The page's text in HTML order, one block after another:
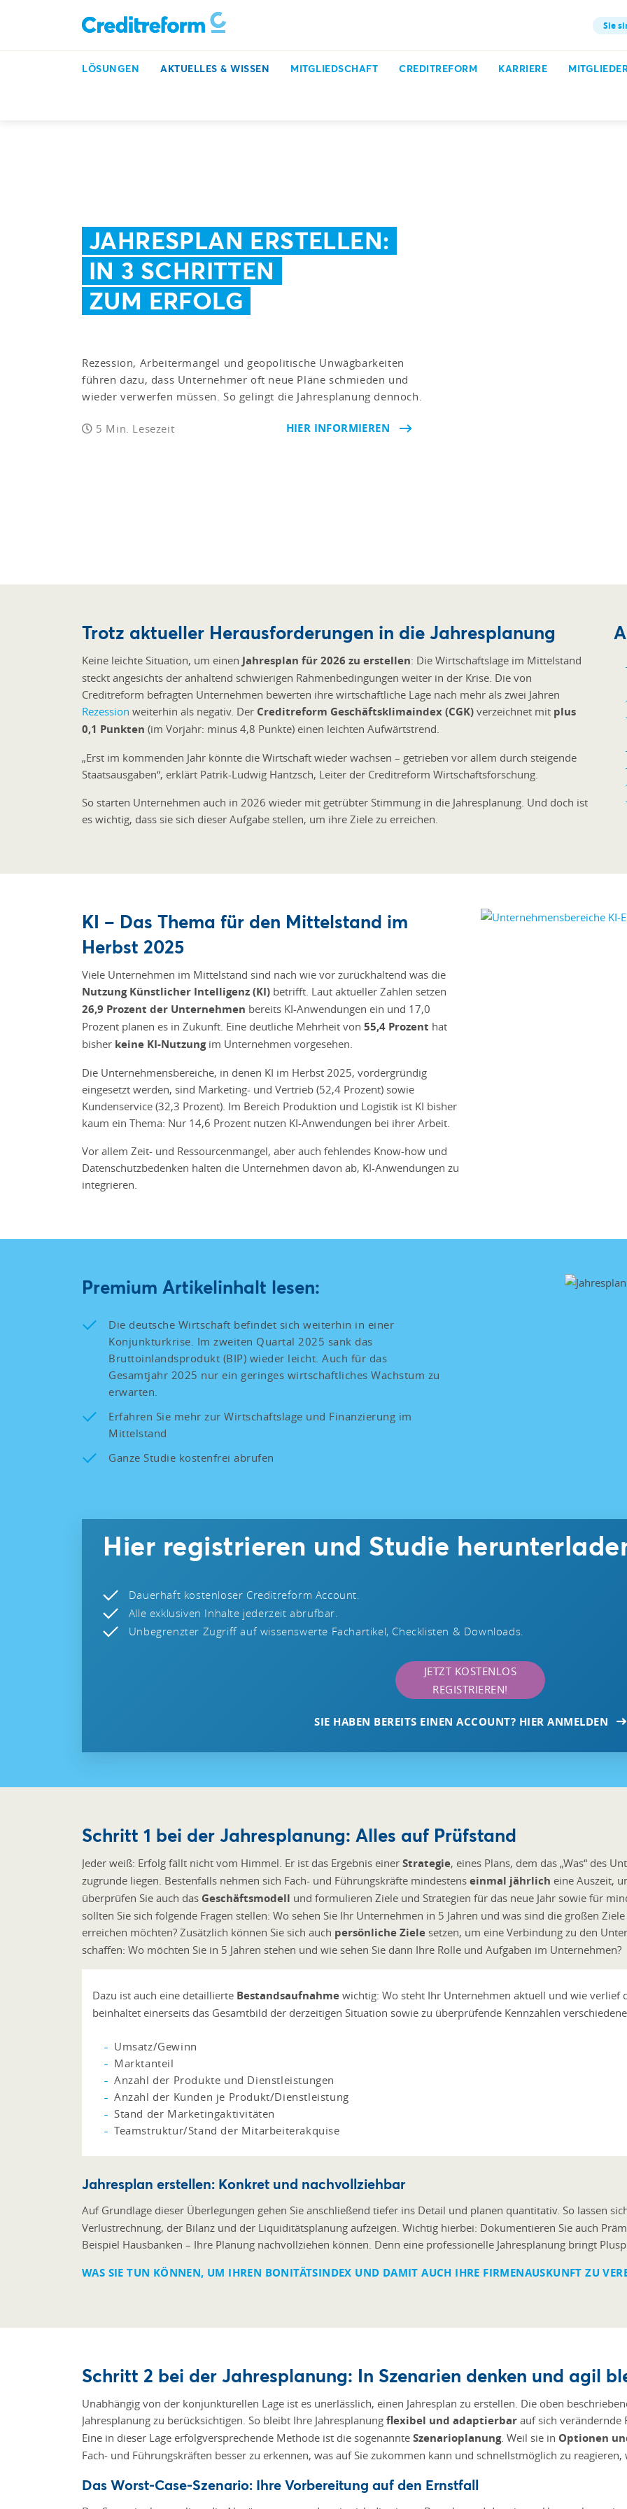
Sie
LÖSUNGEN AKTUELLES & WISSEN MITGLIEDSCHAFT CREDITREFORM KARRIERE
JAHRESPLAN ERSTELLEN:
IN 3 SCHRITTEN
ZUM ERFOLG
Rezession, Arbeitermangel und geopolitische Unwägbarkeiten
führen dazu, dass Unternehmer oft neue Pläne schmieden und
wieder verwerfen müssen. So gelingt die Jahresplanung dennoch.
5 Min. Lesezeit HIER INFORMIEREN
Trotz aktueller Herausforderungen in die Jahresplanung
Keine leichte Situation, um einen Jahresplan für 2026 zu erstellen: Die Wirtschaftslage im Mittelstand
steckt angesichts der anhaltend schwierigen Rahmenbedingungen weiter in der Krise. Die von
Creditreform befragten Unternehmen bewerten ihre wirtschaftliche Lage nach mehr als zwei Jahren
Rezession weiterhin als negativ. Der Creditreform Geschäftsklimaindex (CGK) verzeichnet mit plus
0,1 Punkten (im Vorjahr: minus 4,8 Punkte) einen leichten Aufwärtstrend.
„Erst im kommenden Jahr könnte die Wirtschaft wieder wachsen – getrieben vor allem durch steigende
Staatsausgaben“, erklärt Patrik-Ludwig Hantzsch, Leiter der Creditreform Wirtschaftsforschung.
So starten Unternehmen auch in 2026 wieder mit getrübter Stimmung in die Jahresplanung. Und doch ist
es wichtig, dass sie sich dieser Aufgabe stellen, um ihre Ziele zu erreichen.
KI – Das Thema für den Mittelstand im
Herbst 2025
Viele Unternehmen im Mittelstand sind nach wie vor zurückhaltend was die
Nutzung Künstlicher Intelligenz (KI) betrifft. Laut aktueller Zahlen setzen
26,9 Prozent der Unternehmen bereits KI-Anwendungen ein und 17,0
Prozent planen es in Zukunft. Eine deutliche Mehrheit von 55,4 Prozent hat
bisher keine KI-Nutzung im Unternehmen vorgesehen.
Die Unternehmensbereiche, in denen KI im Herbst 2025, vordergründig
eingesetzt werden, sind Marketing- und Vertrieb (52,4 Prozent) sowie
Kundenservice (32,3 Prozent). Im Bereich Produktion und Logistik ist KI bisher
kaum ein Thema: Nur 14,6 Prozent nutzen KI-Anwendungen bei ihrer Arbeit.
Vor allem Zeit- und Ressourcenmangel, aber auch fehlendes Know-how und
Datenschutzbedenken halten die Unternehmen davon ab, KI-Anwendungen zu
integrieren.
Premium Artikelinhalt lesen:
Die deutsche Wirtschaft befindet sich weiterhin in einer
Konjunkturkrise. Im zweiten Quartal 2025 sank das
Bruttoinlandsprodukt (BIP) wieder leicht. Auch für das
Gesamtjahr 2025 nur ein geringes wirtschaftliches Wachstum zu
erwarten.
Erfahren Sie mehr zur Wirtschaftslage und Finanzierung im
Mittelstand
Ganze Studie kostenfrei abrufen
Hier registrieren und Studie
Dauerhaft kostenloser Creditreform Account.
Alle exklusiven Inhalte jederzeit abrufbar.
Unbegrenzter Zugriff auf wissenswerte Fachartikel, Checklisten & Downloads.
JETZT KOSTENLOS
REGISTRIEREN!
SIE HABEN BEREITS EINEN ACCOUNT? HIER ANMELDEN
Schritt 1 bei der Jahresplanung: Alles auf Prüfstand
Jeder weiß: Erfolg fällt nicht vom Himmel. Er ist das Ergebnis einer Strategie, eines Plans, dem das „Was“ des
zugrunde liegen. Bestenfalls nehmen sich Fach- und Führungskräfte mindestens einmal jährlich eine Auszeit,
überprüfen Sie auch das Geschäftsmodell und formulieren Ziele und Strategien für das neue Jahr sowie für
sollten Sie sich folgende Fragen stellen: Wo sehen Sie Ihr Unternehmen in 5 Jahren und was sind die großen
erreichen möchten? Zusätzlich können Sie sich auch persönliche Ziele setzen, um eine Verbindung zu den
schaffen: Wo möchten Sie in 5 Jahren stehen und wie sehen Sie dann Ihre Rolle und Aufgaben im Unternehmen?
Dazu ist auch eine detaillierte Bestandsaufnahme wichtig: Wo steht Ihr Unternehmen aktuell und wie verlief
beinhaltet einerseits das Gesamtbild der derzeitigen Situation sowie zu überprüfende Kennzahlen
Umsatz/Gewinn
Marktanteil
Anzahl der Produkte und Dienstleistungen
Anzahl der Kunden je Produkt/Dienstleistung
Stand der Marketingaktivitäten
Teamstruktur/Stand der Mitarbeiterakquise
Jahresplan erstellen: Konkret und nachvollziehbar
Auf Grundlage dieser Überlegungen gehen Sie anschließend tiefer ins Detail und planen quantitativ. So lassen
Verlustrechnung, der Bilanz und der Liquiditätsplanung aufzeigen. Wichtig hierbei: Dokumentieren Sie auch
Beispiel Hausbanken – Ihre Planung nachvollziehen können. Denn eine professionelle Jahresplanung bringt
WAS SIE TUN KÖNNEN, UM IHREN BONITÄTSINDEX UND DAMIT AUCH IHRE FIRMENAUSKUNFT ZU
Schritt 2 bei der Jahresplanung: In Szenarien denken und agil
Unabhängig von der konjunkturellen Lage ist es unerlässlich, einen Jahresplan zu erstellen. Die oben
Jahresplanung zu berücksichtigen. So bleibt Ihre Jahresplanung flexibel und adaptierbar auf sich verändernde
Eine in dieser Lage erfolgversprechende Methode ist die sogenannte Szenarioplanung. Weil sie in Optionen
Fach- und Führungskräften besser zu erkennen, was auf Sie zukommen kann und schnellstmöglich zu reagieren,
Das Worst-Case-Szenario: Ihre Vorbereitung auf den Ernstfall